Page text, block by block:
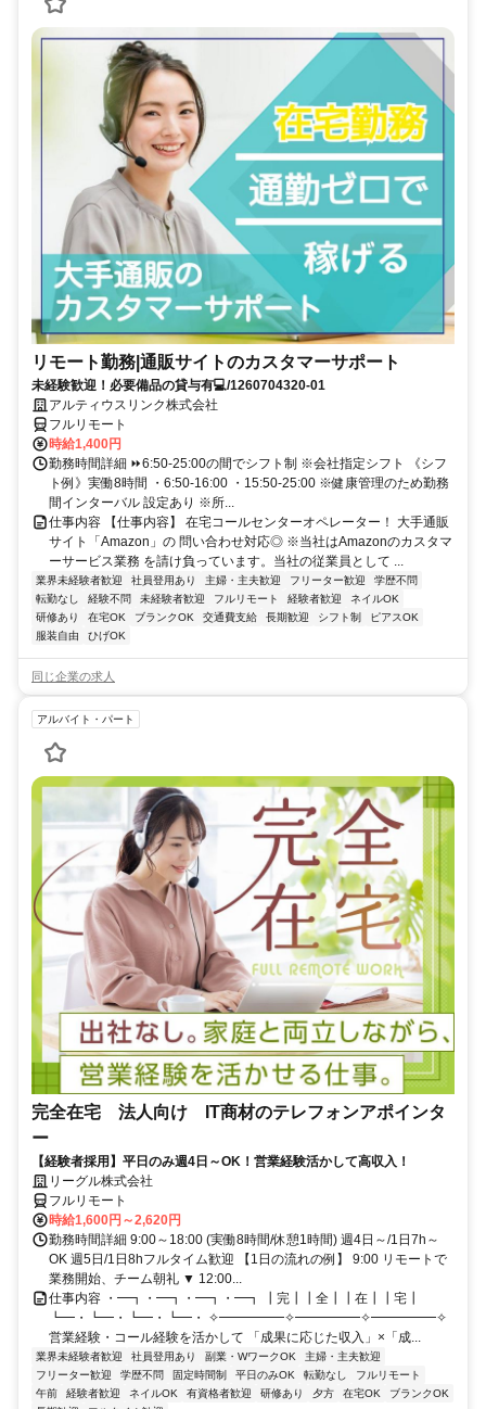
リモート勤務|通販サイトのカスタマーサポート
未経験歓迎！必要備品の貸与有💻/1260704320-01
アルティウスリンク株式会社
フルリモート
時給1,400円
勤務時間詳細 ⏩6:50-25:00の間でシフト制 ※会社指定シフト 《シフ
ト例》実働8時間 ・6:50-16:00 ・15:50-25:00 ※健康管理のため勤務
間インターバル 設定あり ※所...
仕事内容 【仕事内容】 在宅コールセンターオペレーター！ 大手通販
サイト「Amazon」の 問い合わせ対応◎ ※当社はAmazonのカスタマ
ーサービス業務 を請け負っています。当社の従業員として ...
業界未経験者歓迎 社員登用あり 主婦・主夫歓迎 フリーター歓迎
学歴不問
転勤なし
経験不問 未経験者歓迎 フルリモート 経験者歓迎
ネイルOK
研修あり
在宅OK ブランクOK 交通費支給 長期歓迎 シフト制
ピアスOK
服装自由
ひげOK
同じ企業の求人
アルバイト・パート
完全在宅 法人向け IT商材のテレフォンアポインタ
ー
【経験者採用】平日のみ週4日～OK！営業経験活かして高収入！
リーグル株式会社
フルリモート
時給1,600円～2,620円
勤務時間詳細 9:00～18:00 (実働8時間/休憩1時間) 週4日～/1日7h～
OK 週5日/1日8hフルタイム歓迎 【1日の流れの例】 9:00 リモートで
業務開始、チーム朝礼 ▼ 12:00...
仕事内容 ・━┓・━┓・━┓・━┓ ┃完┃┃全┃┃在┃┃宅┃
┗━・┗━・┗━・┗━・ ✧━━━━━✧━━━━━✧━━━━━✧
営業経験・コール経験を活かして 「成果に応じた収入」×「成...
業界未経験者歓迎 社員登用あり 副業・WワークOK
主婦・主夫歓迎
フリーター歓迎
学歴不問 固定時間制 平日のみOK 転勤なし
フルリモート
午前
経験者歓迎 ネイルOK 有資格者歓迎 研修あり 夕方 在宅OK
ブランクOK